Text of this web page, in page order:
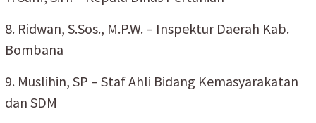
8. Ridwan, S.Sos., M.P.W. – Inspektur Daerah Kab.
Bombana
9. Muslihin, SP – Staf Ahli Bidang Kemasyarakatan
dan SDM